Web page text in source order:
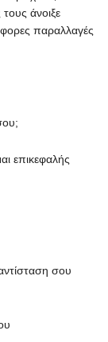
άνοιξε
παραλλαγές
επικεφαλής
σου